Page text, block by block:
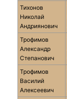
Тихонов
Николай
Андриянович
Трофимов
Александр
Степанович
Трофимов
Василий
Алексеевич